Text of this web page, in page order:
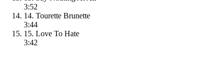
3:52
14. Tourette Brunette
3:44
15. Love To Hate
3:42